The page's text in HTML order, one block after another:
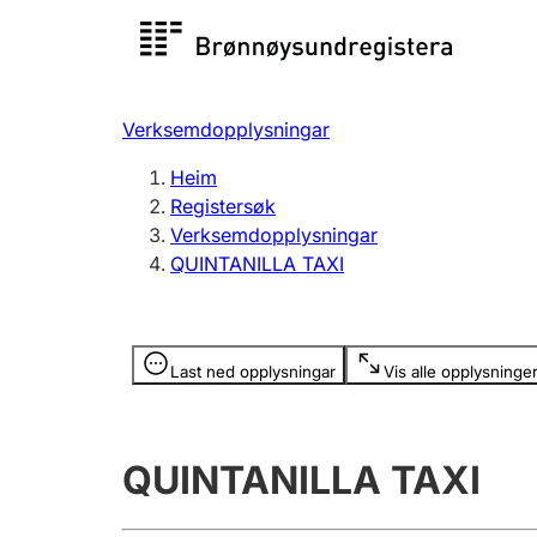
Registersøk
Registrere, endre, slette
Verksemdopplysningar
Heim
Registersøk
Verksemdopplysningar
QUINTANILLA TAXI
Last ned opplysningar Vis alle opplysninger
Opplysninger er skjult
QUINTANILLA TAXI